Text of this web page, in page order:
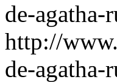
de-agatha-
http://
de-agatha-